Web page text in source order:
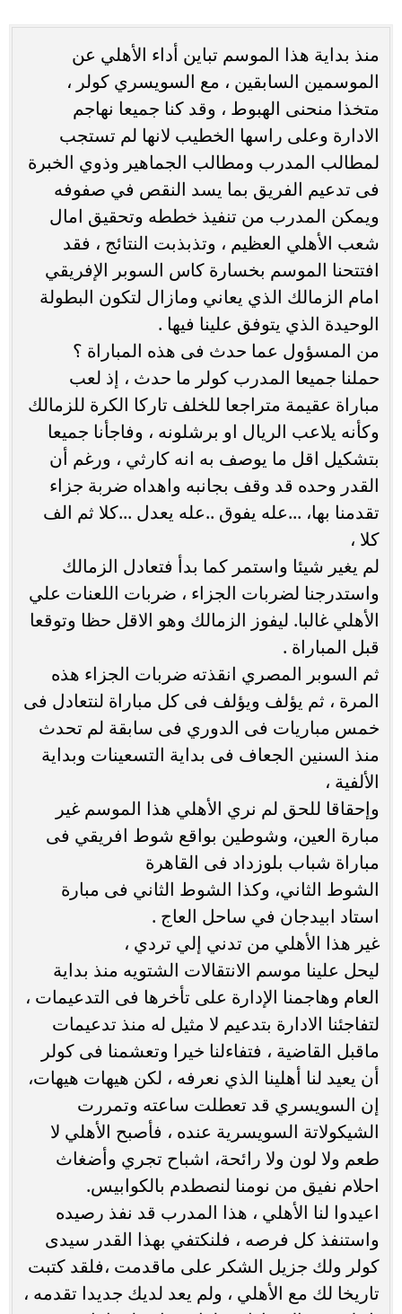
منذ بداية هذا الموسم تباين أداء الأهلي عن
الموسمين السابقين ، مع السويسري كولر ،
متخذا منحنى الهبوط ، وقد كنا جميعا نهاجم
الادارة وعلى راسها الخطيب لانها لم تستجب
لمطالب المدرب ومطالب الجماهير وذوي الخبرة
فى تدعيم الفريق بما يسد النقص في صفوفه
ويمكن المدرب من تنفيذ خططه وتحقيق امال
شعب الأهلي العظيم ، وتذبذبت النتائج ، فقد
افتتحنا الموسم بخسارة كاس السوبر الإفريقي
امام الزمالك الذي يعاني ومازال لتكون البطولة
الوحيدة الذي يتوفق علينا فيها .
من المسؤول عما حدث فى هذه المباراة ؟
حملنا جميعا المدرب كولر ما حدث ، إذ لعب
مباراة عقيمة متراجعا للخلف تاركا الكرة للزمالك
وكأنه يلاعب الريال او برشلونه ، وفاجأنا جميعا
بتشكيل اقل ما يوصف به انه كارثي ، ورغم أن
القدر وحده قد وقف بجانبه واهداه ضربة جزاء
تقدمنا بها، ...عله يفوق ..عله يعدل ...كلا ثم الف
كلا ،
لم يغير شيئا واستمر كما بدأ فتعادل الزمالك
واستدرجنا لضربات الجزاء ، ضربات اللعنات علي
الأهلي غالبا. ليفوز الزمالك وهو الاقل حظا وتوقعا
قبل المباراة .
ثم السوبر المصري انقذته ضربات الجزاء هذه
المرة ، ثم يؤلف ويؤلف فى كل مباراة لنتعادل فى
خمس مباريات فى الدوري فى سابقة لم تحدث
منذ السنين الجعاف فى بداية التسعينات وبداية
الألفية ،
وإحقاقا للحق لم نري الأهلي هذا الموسم غير
مبارة العين، وشوطين بواقع شوط افريقي فى
مباراة شباب بلوزداد فى القاهرة
الشوط الثاني، وكذا الشوط الثاني فى مبارة
استاد ابيدجان في ساحل العاج .
غير هذا الأهلي من تدني إلي تردي ،
ليحل علينا موسم الانتقالات الشتويه منذ بداية
العام وهاجمنا الإدارة على تأخرها فى التدعيمات ،
لتفاجئنا الادارة بتدعيم لا مثيل له منذ تدعيمات
ماقبل القاضية ، فتفاءلنا خيرا وتعشمنا فى كولر
أن يعيد لنا أهلينا الذي نعرفه ، لكن هيهات هيهات،
إن السويسري قد تعطلت ساعته وتمررت
الشيكولاتة السويسرية عنده ، فأصبح الأهلي لا
طعم ولا لون ولا رائحة، اشباح تجري وأضغاث
احلام نفيق من نومنا لنصطدم بالكوابيس.
اعيدوا لنا الأهلي ، هذا المدرب قد نفذ رصيده
واستنفذ كل فرصه ، فلنكتفي بهذا القدر سيدى
كولر ولك جزيل الشكر على ماقدمت ،فلقد كتبت
تاريخا لك مع الأهلي ، ولم يعد لديك جديدا تقدمه ،